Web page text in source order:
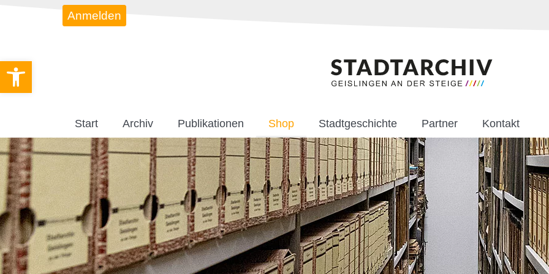
Anmelden
Start Archiv Publikationen Shop Stadtgeschichte Partner Kontakt
Werkzeugleiste öffnen